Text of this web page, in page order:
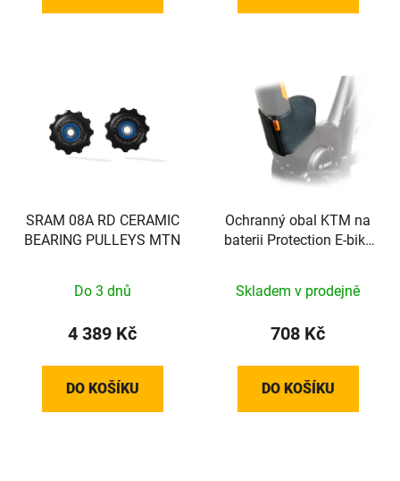
SRAM 08A RD CERAMIC
BEARING PULLEYS MTN
Do 3 dnů
4 389 Kč
DO KOŠÍKU
Ochranný obal KTM na
baterii Protection E-bike
Skladem v prodejně
708 Kč
DO KOŠÍKU